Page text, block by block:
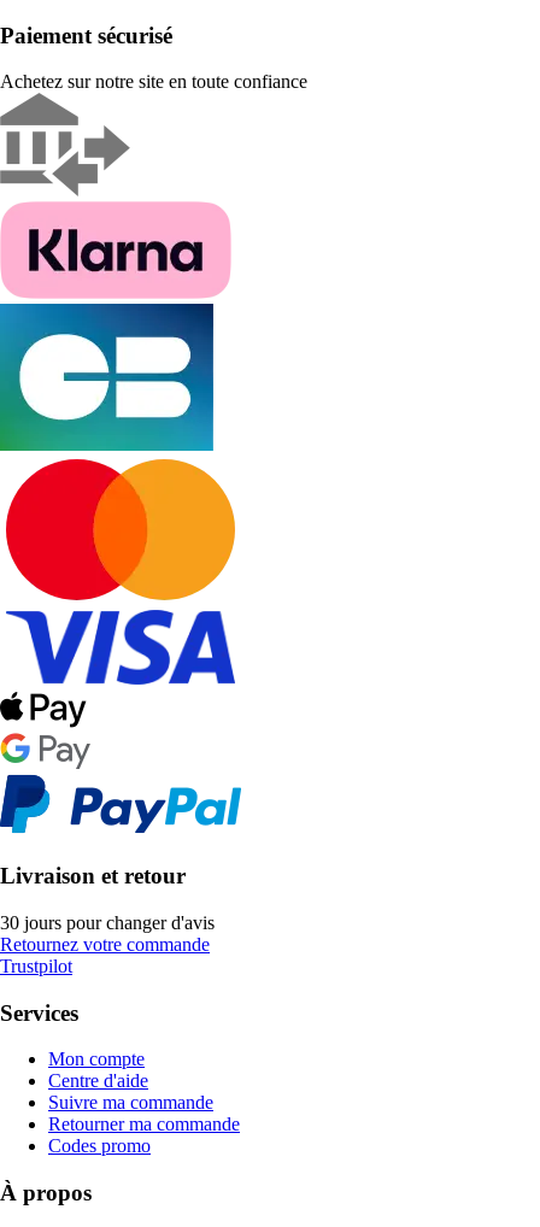
Paiement sécurisé
Achetez sur notre site en toute confiance
Livraison et retour
30 jours pour changer d'avis
Retournez votre commande
Trustpilot
Services
Mon compte
Centre d'aide
Suivre ma commande
Retourner ma commande
Codes promo
À propos